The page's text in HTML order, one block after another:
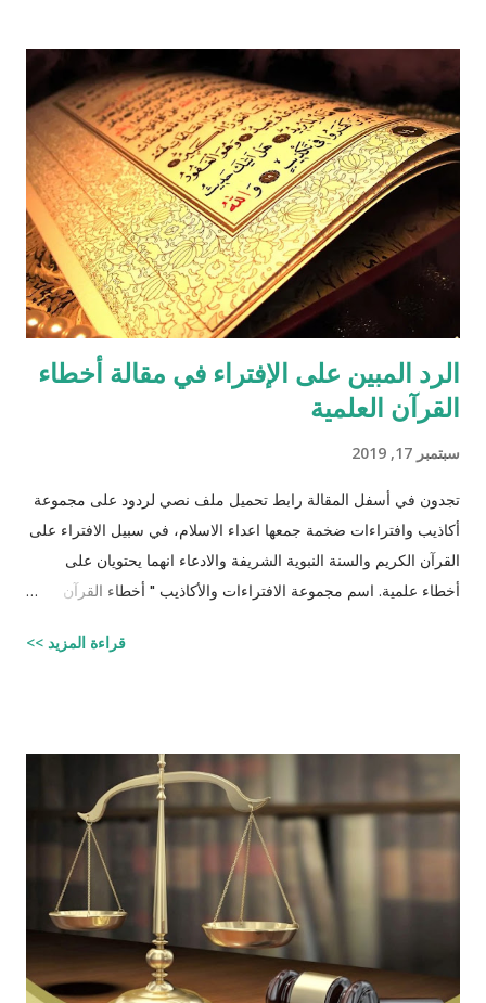
الرد المبين على الإفتراء في مقالة أخطاء
القرآن العلمية
سبتمبر 17, 2019
تجدون في أسفل المقالة رابط تحميل ملف نصي لردود على مجموعة
أكاذيب وافتراءات ضخمة جمعها اعداء الاسلام، في سبيل الافتراء على
القرآن الكريم والسنة النبوية الشريفة والادعاء انهما يحتويان على
أخطاء علمية. اسم مجموعة الافتراءات والأكاذيب " أخطاء القرآن
واتبعته بردٍ يليه . راجيًا أن يكون ذلك في ميزان حسناتي ، ولا تنسوني
قراءة المزيد >>